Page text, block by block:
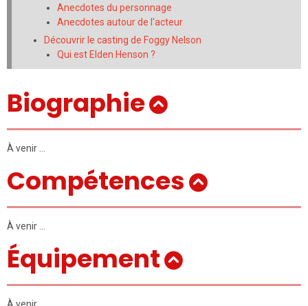
Anecdotes du personnage
Anecdotes autour de l'acteur
Découvrir le casting de Foggy Nelson
Qui est Elden Henson ?
Biographie
À venir …
Compétences
À venir …
Équipement